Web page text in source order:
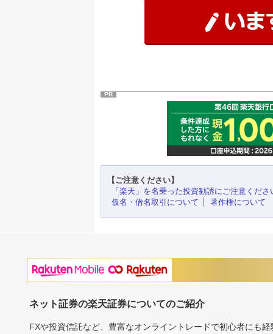
PR
【ご注意ください】
「楽天」を名乗った投資勧誘にご注意くださ
仮名・借名取引について
著作権について
ネット証券の楽天証券についてのご紹介
FXや投資信託など、豊富なオンライントレードで初心者にも